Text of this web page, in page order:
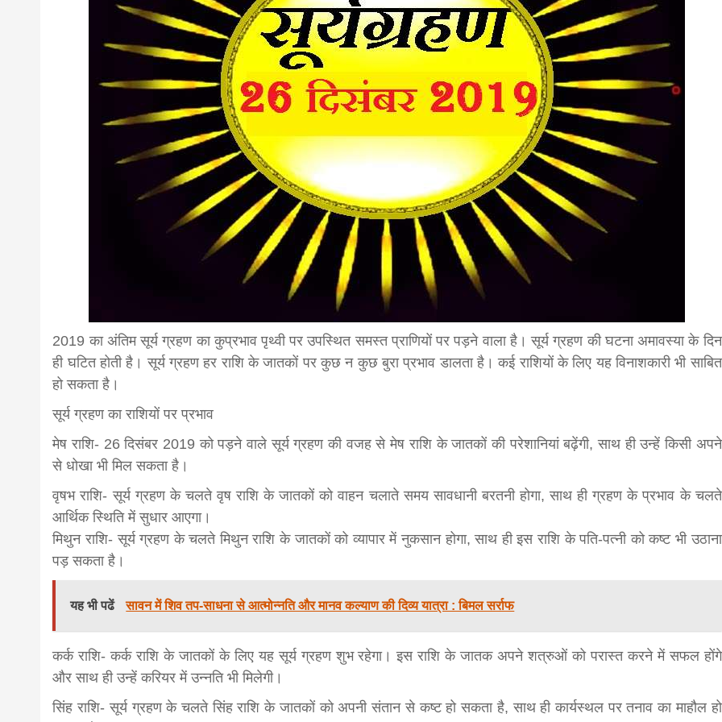
news,loan,bank
news, madhesh
khabar
2019 का अंतिम सूर्य ग्रहण का कुप्रभाव पृथ्वी पर उपस्थित समस्त प्राणियों पर पड़ने वाला है। सूर्य ग्रहण की घटना अमावस्या के दिन
ही घटित होती है। सूर्य ग्रहण हर राशि के जातकों पर कुछ न कुछ बुरा प्रभाव डालता है। कई राशियों के लिए यह विनाशकारी भी साबित
हो सकता है।
सूर्य ग्रहण का राशियों पर प्रभाव
मेष राशि- 26 दिसंबर 2019 को पड़ने वाले सूर्य ग्रहण की वजह से मेष राशि के जातकों की परेशानियां बढ़ेंगी, साथ ही उन्हें किसी अपने
से धोखा भी मिल सकता है।
वृषभ राशि- सूर्य ग्रहण के चलते वृष राशि के जातकों को वाहन चलाते समय सावधानी बरतनी होगा, साथ ही ग्रहण के प्रभाव के चलते
आर्थिक स्थिति में सुधार आएगा।
मिथुन राशि- सूर्य ग्रहण के चलते मिथुन राशि के जातकों को व्यापार में नुकसान होगा, साथ ही इस राशि के पति-पत्नी को कष्ट भी उठाना
पड़ सकता है।
यह भी पढें सावन में शिव तप-साधना से आत्मोन्नति और मानव कल्याण की दिव्य यात्रा : बिमल सर्राफ
कर्क राशि- कर्क राशि के जातकों के लिए यह सूर्य ग्रहण शुभ रहेगा। इस राशि के जातक अपने शत्रुओं को परास्त करने में सफल होंगे
और साथ ही उन्हें करियर में उन्नति भी मिलेगी।
सिंह राशि- सूर्य ग्रहण के चलते सिंह राशि के जातकों को अपनी संतान से कष्ट हो सकता है, साथ ही कार्यस्थल पर तनाव का माहौल हो
बड़े अंतर से जीत हासिल करुँंगी –रेणु दाहाल
कि उन्हें...